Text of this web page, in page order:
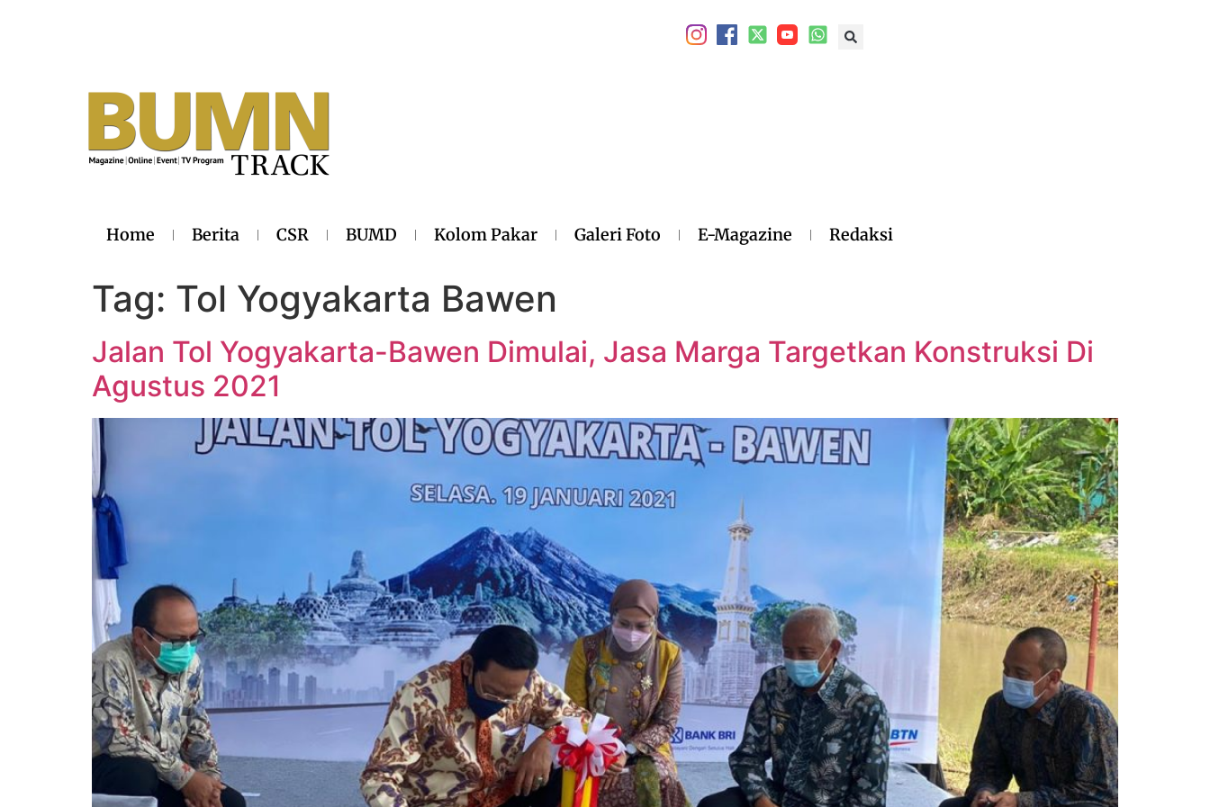
Home Berita CSR BUMD Kolom Pakar Galeri Foto E-Magazine Redaksi
Tag: Tol Yogyakarta Bawen
Jalan Tol Yogyakarta-Bawen Dimulai, Jasa Marga Targetkan Konstruksi Di
Agustus 2021